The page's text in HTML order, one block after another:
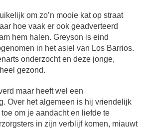
om zo’n mooie kat op straat
hoe vaak er ook geadverteerd
hem halen. Greyson is eind
in het asiel van Los Barrios.
onderzocht en deze jonge,
gezond.
maar heeft wel een
Over het algemeen is hij vriendelijk
om je aandacht en liefde te
in zijn verblijf komen, miauwt